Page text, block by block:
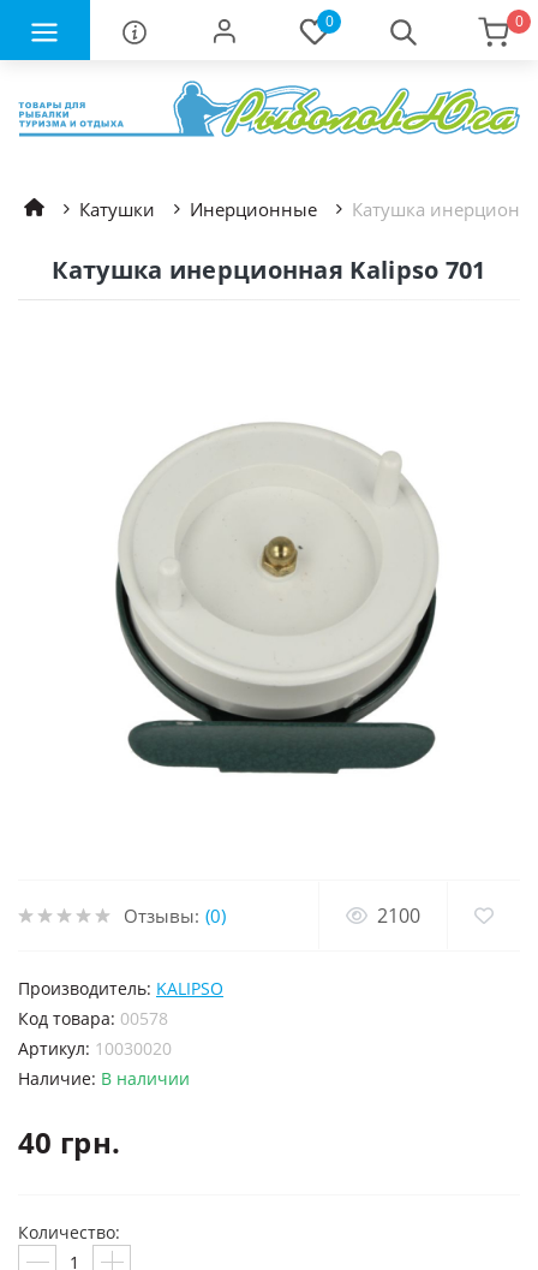
0 0
Катушки Инерционные Катушка
Катушка инерционная Kalipso 701
Отзывы: (0) 2100
Производитель: KALIPSO
код товара: 00578
Артикул: 10030020
Наличие: В наличии
40 грн.
Количество: